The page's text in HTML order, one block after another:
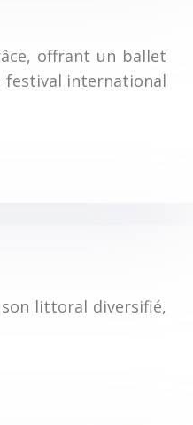
offrant un ballet
festival international
son littoral diversifié,